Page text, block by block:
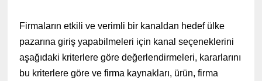
Firmaların etkili ve verimli bir kanaldan hedef ülke
pazarına giriş yapabilmeleri için kanal seçeneklerini
aşağıdaki kriterlere göre değerlendirmeleri, kararlarını
bu kriterlere göre ve firma kaynakları, ürün, firma